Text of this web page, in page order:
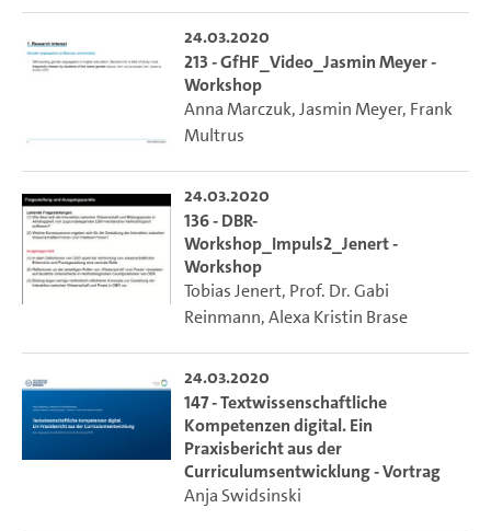
24.03.2020
213 - GfHF_Video_Jasmin Meyer -
Workshop
Anna Marczuk,Jasmin Meyer, Frank
Multrus
24.03.2020
136 - DBR-
Workshop_Impuls2_Jenert -
Workshop
Tobias Jenert, Prof. Dr. Gabi
Reinmann,Alexa Kristin Brase
24.03.2020
147 - Textwissenschaftliche
Kompetenzen digital. Ein
Praxisbericht aus der
Curriculumsentwicklung - Vortrag
Anja Swidsinski